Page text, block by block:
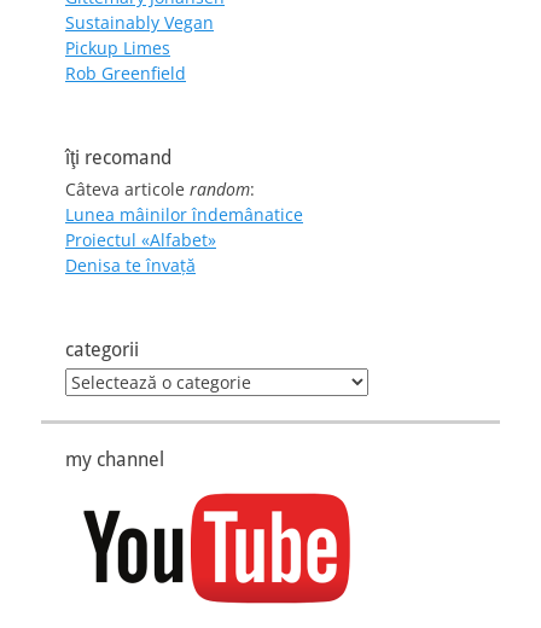
Sustainably Vegan
Pickup Limes
Rob Greenfield
îţi recomand
Câteva articole random:
Lunea mâinilor îndemânatice
Proiectul «Alfabet»
Denisa te învaţă
categorii
categorii
my channel